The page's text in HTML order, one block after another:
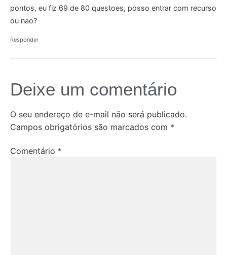
pontos, eu fiz 69 de 80 questoes, posso entrar com recurso
ou nao?
Responder
Deixe um comentário
O seu endereço de e-mail não será publicado.
Campos obrigatórios são marcados com *
Comentário *